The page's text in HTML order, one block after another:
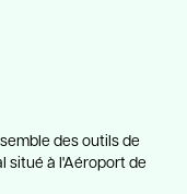
des outils de
situé à l'Aéroport de